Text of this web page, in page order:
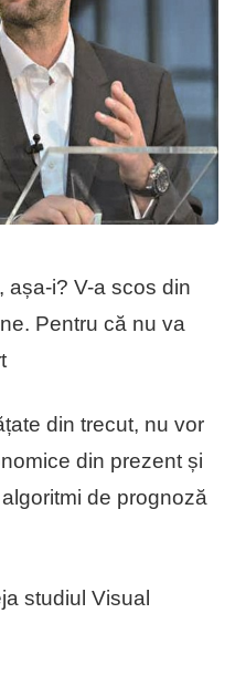
așa-i? V-a scos din
Pentru că nu va
din trecut, nu vor
din prezent și
de prognoză
studiul Visual